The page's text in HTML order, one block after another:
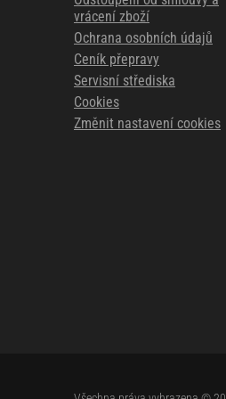
vrácení zboží
Ochrana osobních údajů
Ceník přepravy
Servisní střediska
Cookies
Změnit nastavení cookies